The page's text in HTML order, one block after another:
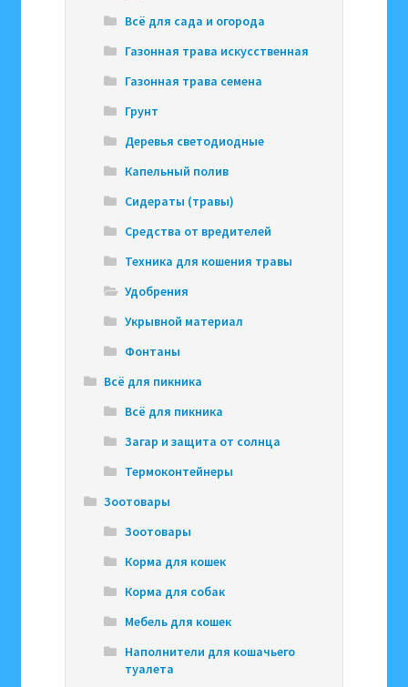
Всё для сада и огорода
Газонная трава искусственная
Газонная трава семена
Грунт
Деревья светодиодные
Капельный полив
Сидераты (травы)
Средства от вредителей
Техника для кошения травы
Удобрения
Укрывной материал
Фонтаны
Всё для пикника
Всё для пикника
Загар и защита от солнца
Термоконтейнеры
Зоотовары
Зоотовары
Корма для кошек
Корма для собак
Мебель для кошек
Наполнители для кошачьего
туалета